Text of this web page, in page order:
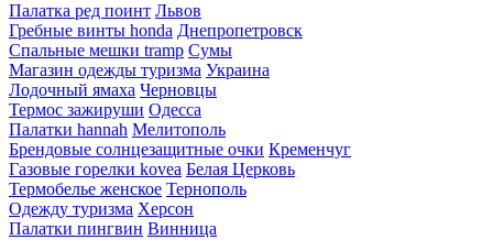
Палатка ред поинт Львов
Гребные винты honda Днепропетровск
Спальные мешки tramp Сумы
Магазин одежды туризма Украина
Лодочный ямаха Черновцы
Термос зажируши Одесса
Палатки hannah Мелитополь
Брендовые солнцезащитные очки Кременчуг
Газовые горелки kovea Белая Церковь
Термобелье женское Тернополь
Одежду туризма Херсон
Палатки пингвин Винница